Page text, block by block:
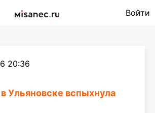
Войти
20:36
Ульяновске вспыхнула